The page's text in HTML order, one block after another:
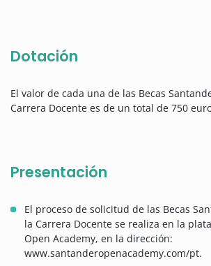
Dotación
El valor de cada una de las Becas
Carrera Docente es de un total de 750
Presentación
El proceso de solicitud de las Becas
la Carrera Docente se realiza en la
Open Academy, en la dirección:
www.santanderopenacademy.com/pt.